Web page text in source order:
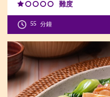
難度
Level:1
55 分鐘